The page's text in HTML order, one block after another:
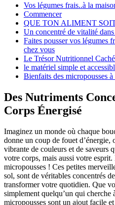
Vos légumes frais..à la
Commencer
QUE TON ALIMENT
Un concentré de vitalité
Faites pousser vos légumes
chez vous
Le Trésor Nutritionnel
le matériel simple et
Bienfaits des micropousses à
Des Nutriments
Corps Énergisé
Imaginez un monde où chaque
donne un coup de fouet d’énergie,
vibrante de couleurs et de saveurs
votre corps, mais aussi votre
micropousses ! Ces petites
sol, sont de véritables concentrés
transformer votre quotidien. Que
simplement quelqu’un qui cherche
micropousses sont un ajout facile